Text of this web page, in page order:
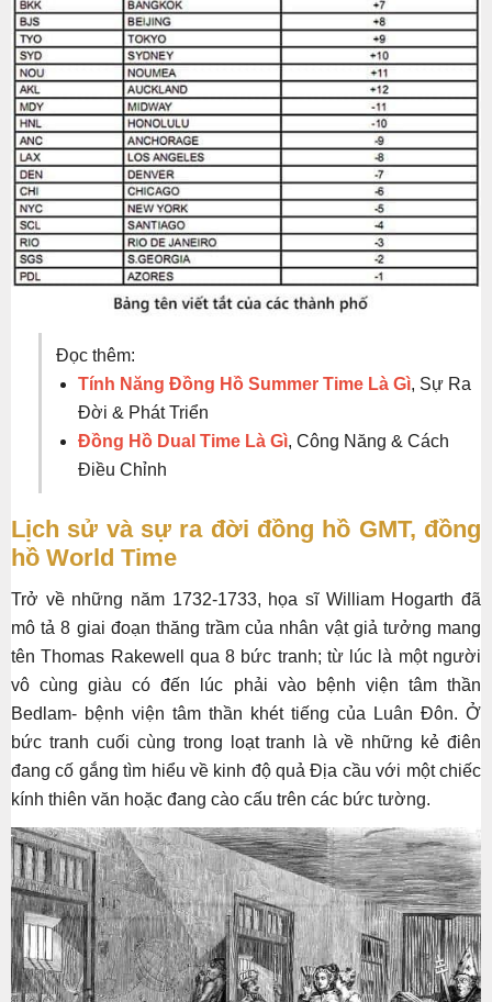
Đọc thêm:
Tính Năng Đồng Hồ Summer Time Là Gì, Sự Ra
Đời & Phát Triển
Đồng Hồ Dual Time Là Gì, Công Năng & Cách
Điều Chỉnh
Lịch sử và sự ra đời đồng hồ GMT, đồng
hồ World Time
Trở về những năm 1732-1733, họa sĩ William Hogarth đã
mô tả 8 giai đoạn thăng trầm của nhân vật giả tưởng mang
tên Thomas Rakewell qua 8 bức tranh; từ lúc là một người
vô cùng giàu có đến lúc phải vào bệnh viện tâm thần
Bedlam- bệnh viện tâm thần khét tiếng của Luân Đôn. Ở
bức tranh cuối cùng trong loạt tranh là về những kẻ điên
đang cố gắng tìm hiểu về kinh độ quả Địa cầu với một chiếc
kính thiên văn hoặc đang cào cấu trên các bức tường.